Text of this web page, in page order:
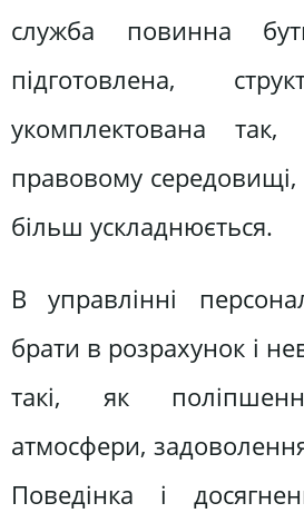
служба повинна
підготовлена,
укомплектована
правовому
більш ускладнюється.
В управлінні
брати в розрахунок і
такі, як
атмосфери,
Поведінка і